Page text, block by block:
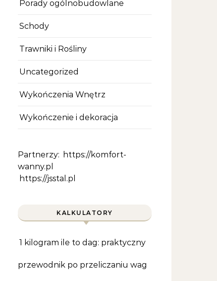
Porady ogólnobudowlane
Schody
Trawniki i Rośliny
Uncategorized
Wykończenia Wnętrz
Wykończenie i dekoracja
Partnerzy: https://komfort-
wanny.pl
https://jsstal.pl
KALKULATORY
1 kilogram ile to dag: praktyczny
przewodnik po przeliczaniu wag